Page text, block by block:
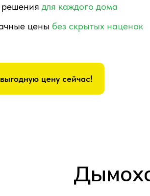
цену сейчас!
для каждого дома
цены без скрытых наценок